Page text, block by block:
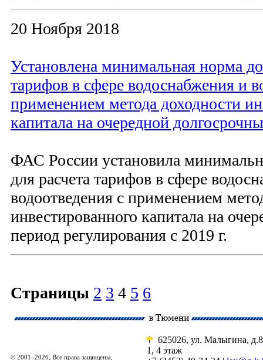
20 Ноября 2018
Установлена минимальная норма
тарифов в сфере водоснабжения и
применением метода доходности
капитала на очередной
ФАС России установила
для расчета тарифов в сфере
водоотведения с применением
инвестированного капитала на
период регулирования с 2019 г.
Страницы 2 3 4 5 6
© 2001–2026, Все права защищены,
625026, ул. Малыгина,
1, 4 этаж